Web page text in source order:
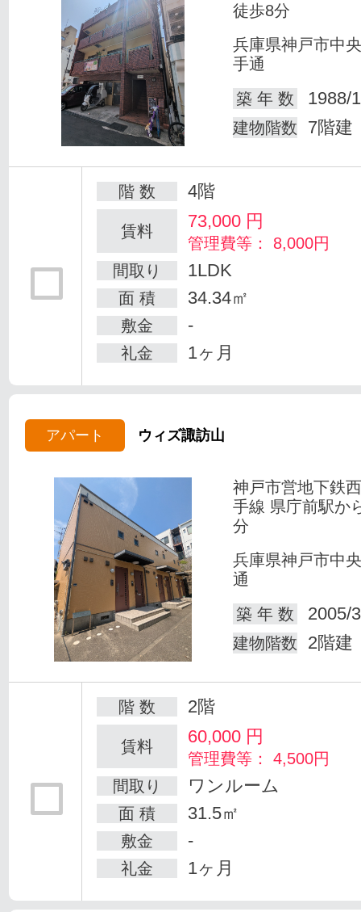
徒歩8分
兵庫県神戸市中
手通
築 年 数
1988/
建物階数 7階建
階 数 4階
賃料 73,000 円
管理費等： 8,000円
間取り
1LDK
面 積 34.34㎡
敷金 -
礼金 1ヶ月
アパート ウィズ諏訪山
神戸市営地下鉄
手線 県庁前駅か
分
兵庫県神戸市中
通
築 年 数
2005/
建物階数 2階建
階 数 2階
賃料 60,000 円
管理費等： 4,500円
間取り
ワンルーム
面 積 31.5㎡
敷金 -
礼金 1ヶ月